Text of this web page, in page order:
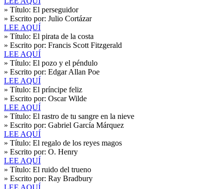
» Título: El perseguidor
» Escrito por: Julio Cortázar
LEE AQUÍ
» Título: El pirata de la costa
» Escrito por: Francis Scott Fitzgerald
LEE AQUÍ
» Título: El pozo y el péndulo
» Escrito por: Edgar Allan Poe
LEE AQUÍ
» Título: El príncipe feliz
» Escrito por: Oscar Wilde
LEE AQUÍ
» Título: El rastro de tu sangre en la nieve
» Escrito por: Gabriel García Márquez
LEE AQUÍ
» Título: El regalo de los reyes magos
» Escrito por: O. Henry
LEE AQUÍ
» Título: El ruido del trueno
» Escrito por: Ray Bradbury